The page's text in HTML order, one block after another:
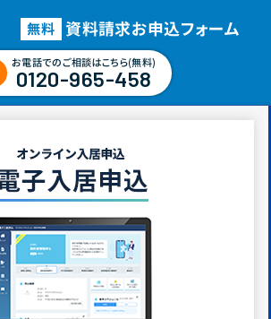
無料 資料請求お申込フォーム
お電話でのご相談はこちら(無料)
0120-965-458